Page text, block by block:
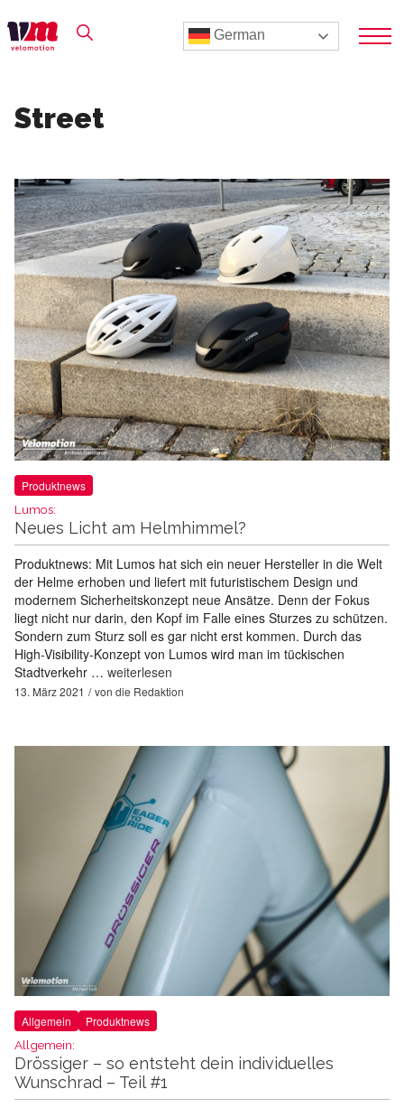
German
Street
Produktnews
Lumos:
Neues Licht am Helmhimmel?
Produktnews: Mit Lumos hat sich ein neuer Hersteller in die Welt
der Helme erhoben und liefert mit futuristischem Design und
modernem Sicherheitskonzept neue Ansätze. Denn der Fokus
liegt nicht nur darin, den Kopf im Falle eines Sturzes zu schützen.
Sondern zum Sturz soll es gar nicht erst kommen. Durch das
High-Visibility-Konzept von Lumos wird man im tückischen
Stadtverkehr … weiterlesen
13. März 2021 von die Redaktion
Allgemein Produktnews
Allgemein:
Drössiger – so entsteht dein individuelles
Wunschrad – Teil #1